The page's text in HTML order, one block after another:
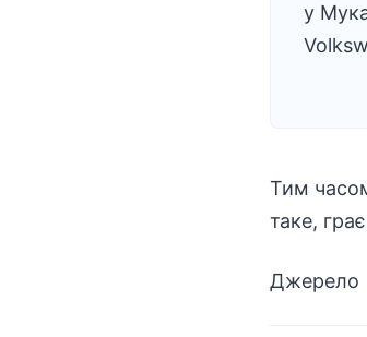
у
Тим
таке,
Джерело